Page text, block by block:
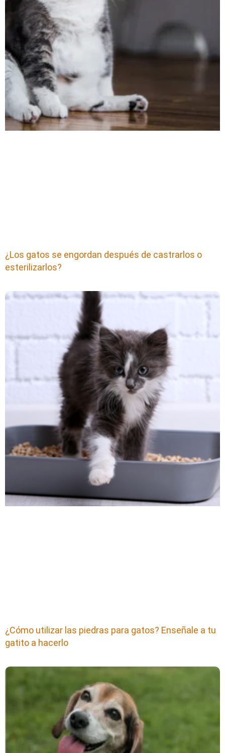
¿Los gatos se engordan después de castrarlos o
esterilizarlos?
¿Cómo utilizar las piedras para gatos? Enseñale a tu
gatito a hacerlo